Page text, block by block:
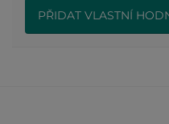
PŘIDAT VLASTNÍ